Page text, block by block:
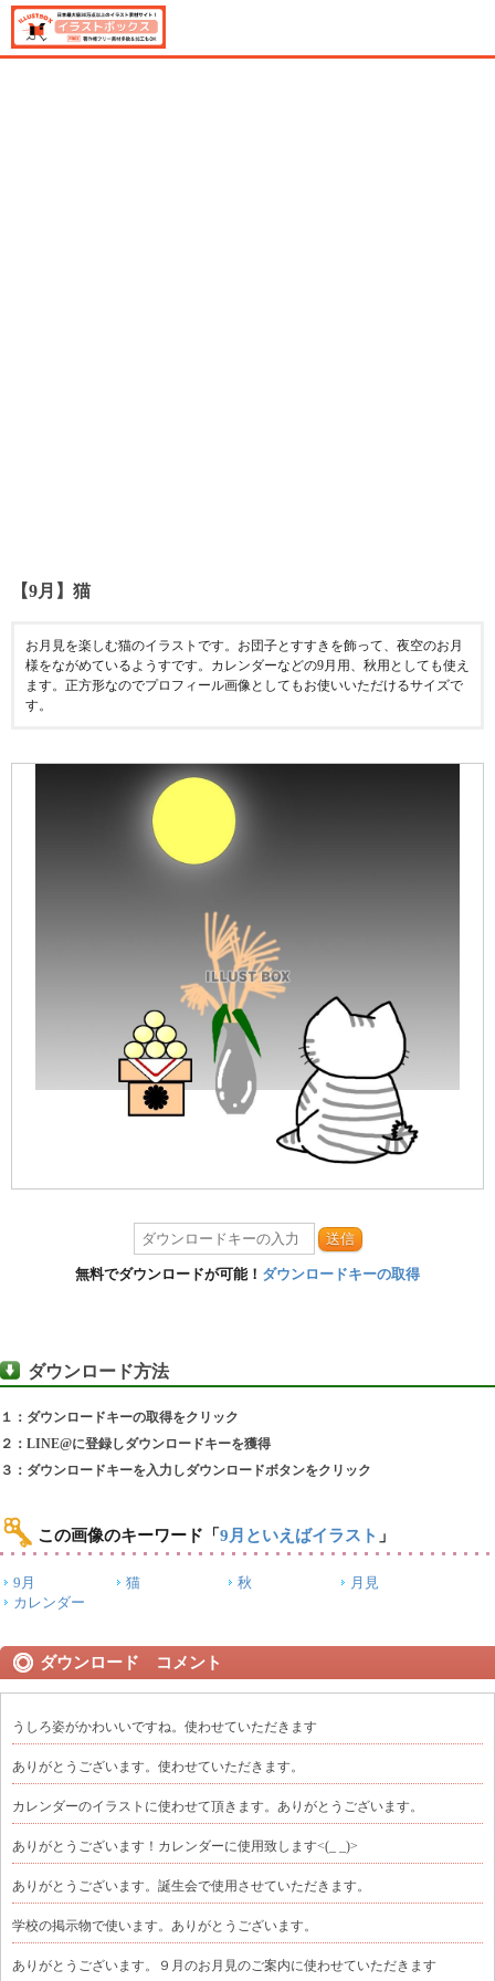
【9月】猫
お月見を楽しむ猫のイラストです。お団子とすすきを飾って、夜空のお月
様をながめているようすです。カレンダーなどの9月用、秋用としても使え
ます。正方形なのでプロフィール画像としてもお使いいただけるサイズで
す。
送信
無料でダウンロードが可能！ ダウンロードキーの取得
ダウンロード方法
１：ダウンロードキーの取得をクリック
２：LINE@に登録しダウンロードキーを獲得
３：ダウンロードキーを入力しダウンロードボタンをクリック
この画像のキーワード 「 9月といえばイラスト 」
9月 猫 秋
月見
カレンダー
ダウンロード コメント
うしろ姿がかわいいですね。使わせていただきます
ありがとうございます。使わせていただきます。
カレンダーのイラストに使わせて頂きます。ありがとうございます。
ありがとうございます！カレンダーに使用致します<(_ _)>
ありがとうございます。誕生会で使用させていただきます。
学校の掲示物で使います。ありがとうございます。
ありがとうございます。９月のお月見のご案内に使わせていただきます